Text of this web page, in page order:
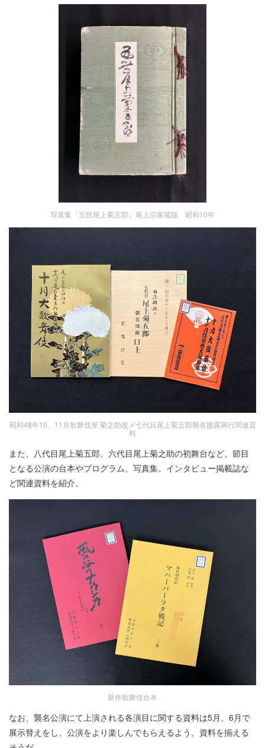
写真集『五世尾上菊五郎』尾上宗家蔵版 昭和10年
昭和48年10、11月歌舞伎座 菊之助改メ七代目尾上菊五郎襲名披露興行関連資
料
また、八代目尾上菊五郎、六代目尾上菊之助の初舞台など、節目
となる公演の台本やプログラム、写真集、インタビュー掲載誌な
ど関連資料を紹介。
新作歌舞伎台本
なお、襲名公演にて上演される各演目に関する資料は5月、6月で
展示替えをし、公演をより楽しんでもらえるよう、資料を揃える